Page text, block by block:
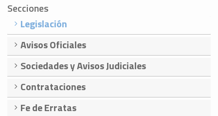
Secciones
Legislación
Avisos Oficiales
Sociedades y Avisos Judiciales
Contrataciones
Fe de Erratas